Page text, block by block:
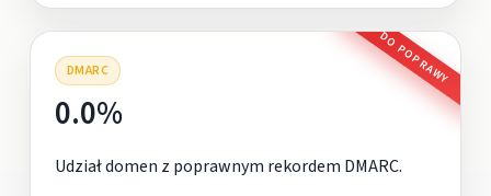
DMARC DO POPRAWY
0.0%
Udział domen z poprawnym rekordem DMARC.